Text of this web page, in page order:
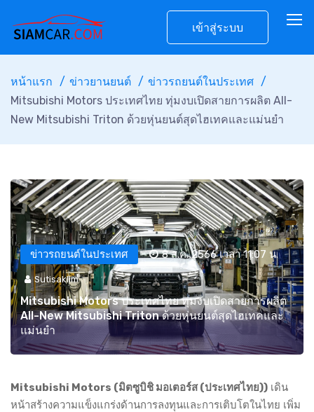
เข้าสู่ระบบ
หน้าแรก ข่าวยานยนต์
ข่าวรถยนต์ในประเทศ
Mitsubishi Motors ประเทศไทย ทุ่มงบเปิดสายการผลิต All-
New Mitsubishi Triton ด้วยหุ่นยนต์สุดไฮเทคและแม่นยำ
ข่าวรถยนต์ในประเทศ 8 ส.ค. 2566 เวลา 11:07 น.
Sutisaklim
Mitsubishi Motors ประเทศไทย ทุ่มงบเปิดสายการผลิต
All-New Mitsubishi Triton ด้วยหุ่นยนต์สุดไฮเทคและ
แม่นยำ
Mitsubishi Motors (มิตซูบิชิ มอเตอร์ส (ประเทศไทย)) เดิน
หน้าสร้างความแข็งแกร่งด้านการลงทุนและการเติบโตในไทย เพิ่ม